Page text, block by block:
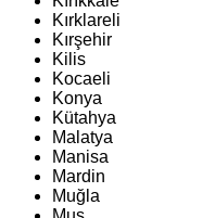
Kırklareli
Kırşehir
Kilis
Kocaeli
Konya
Kütahya
Malatya
Manisa
Mardin
Muğla